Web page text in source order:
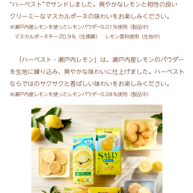
“ハーベスト”でサンドしました。 爽やかなレモンと相性の良い
クリーミーなマスカルポーネの味わいをお楽しみください。
※瀬戸内産レモンを使ったレモンパウダー0.01％使用（製品中）
マスカルポーネチーズ0.9％（生換算） レモン香料使用（生地中）
「ハーベスト・瀬戸内レモン」は、瀬戸内産レモンのパウダー
を生地に練り込み、爽やかな味わいに仕上げました。ハーベスト
ならではのサクサクと香ばしい味わいをお楽しみください。
※瀬戸内産レモンを使ったレモンパウダー0.08％使用（製品中）